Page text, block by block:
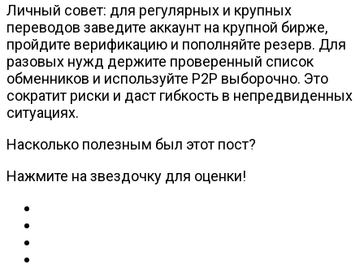
Личный совет: для регулярных и крупных
переводов заведите аккаунт на крупной бирже,
пройдите верификацию и пополняйте резерв. Для
разовых нужд держите проверенный список
обменников и используйте P2P выборочно. Это
сократит риски и даст гибкость в непредвиденных
ситуациях.
Насколько полезным был этот пост?
Нажмите на звездочку для оценки!